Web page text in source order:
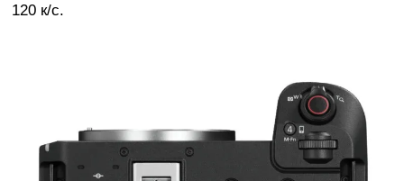
120 к/с.